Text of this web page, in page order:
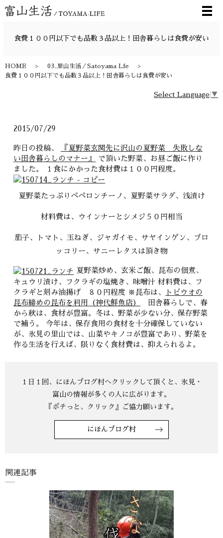
メ
食費１００円以下でも品数３品以上！田舎暮らしは食費が安い
HOME
03_里山生活／Satoyama Lfe
食費１００円以下でも品数３品以上！田舎暮らしは食費が安い
Select Language ▼
2015/07/29
昨日の投稿、
『夏野菜玄関先に沢山の夏野菜 失敗しな
い田舎暮らしのマナー』
で頂いた野菜、お昼ご飯に作り
ました。 １食にかかった食材費は１００円程度。
夏野菜たっぷりペペロンチーノ、夏野菜サラダ、浅漬け
材料費は、ウインナーとシメジ５０円相当
茄子、トマト、玉ねぎ、ジャガイモ、サヤインゲン、ブロ
ッコリー、サニーレタスは頂き物
夏野菜炒め、玄米ご飯、昆布の佃煮、
キュウリ漬け、フクラギの塩焼き、味噌汁 材料費は、フ
クラギと刻み油揚げ ８０円程度 ※昆布は、
トビウオの
昆布締めの昆布を利用（神代鮮魚店）
田舎暮らしで、春
から秋は、食材が豊富。冬は、野菜が少ない分、保存野菜
で補う。 今年は、保存食用の食材を十分確保していない
が、氷見の里山では、山菜やキノコが豊富であり、野菜を
作る生活を行えば、限りなく食材費は、抑えられるよ。
にほんブログ村
関連記事